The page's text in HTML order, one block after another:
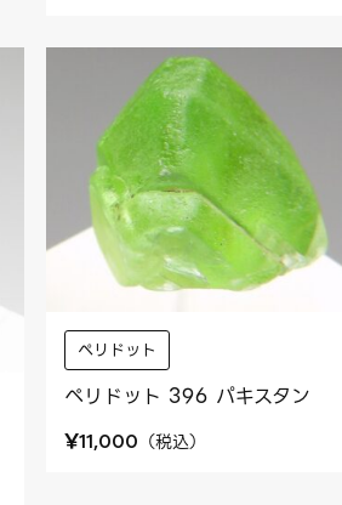
ペリドット
ペリドット 396 パキスタン
¥11,000 （税込）